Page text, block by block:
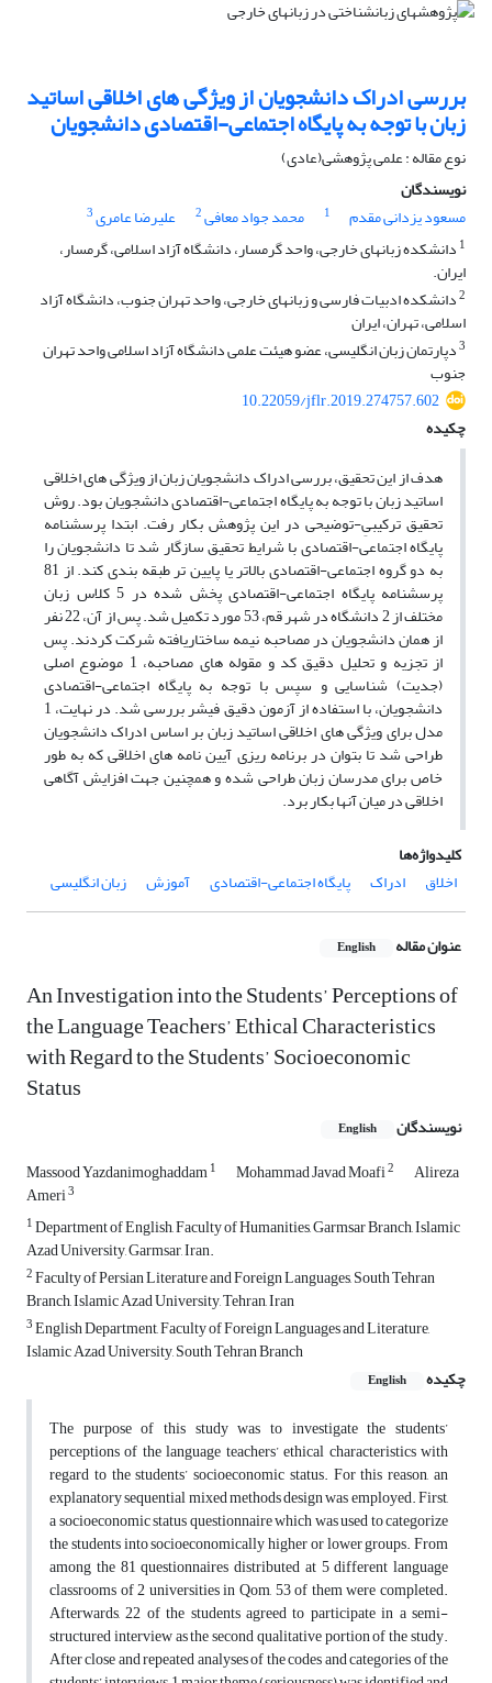
بررسی ادراک دانشجویان از ویژگی های اخلاقی اساتید
زبان با توجه به پایگاه اجتماعی-اقتصادی دانشجویان
نوع مقاله : علمی پژوهشی(عادی)
نویسندگان
مسعود یزدانی مقدم
1 محمد جواد معافی2 علیرضا عامری3
1 دانشکده زبانهای خارجی، واحد گرمسار، دانشگاه آزاد اسلامی، گرمسار،
ایران.
2دانشکده ادبیات فارسی و زبانهای خارجی، واحد تهران جنوب، دانشگاه آزاد
اسلامی، تهران، ایران
3دپارتمان زبان انگلیسی، عضو هیئت علمی دانشگاه آزاد اسلامی واحد تهران
جنوب
10.22059/jflr.2019.274757.602
چکیده
هدف از این تحقیق، بررسی ادراک دانشجویان زبان از ویژگی های اخلاقی
اساتید زبان با توجه به پایگاه اجتماعی-اقتصادی دانشجویان بود. روش
تحقیق ترکیبیِ-توضیحی در این پژوهش بکار رفت. ابتدا پرسشنامه
پایگاه اجتماعی-اقتصادی با شرایط تحقیق سازگار شد تا دانشجویان را
به دو گروه اجتماعی-اقتصادی بالاتر یا پایین تر طبقه بندی کند. از 81
پرسشنامه پایگاه اجتماعی-اقتصادی پخش شده در 5 کلاس زبان
مختلف از 2 دانشگاه در شهر قم، 53 مورد تکمیل شد. پس از آن، 22 نفر
از همان دانشجویان در مصاحبه نیمه ساختاریافته شرکت کردند. پس
از تجزیه و تحلیل دقیق کد و مقوله های مصاحبه، 1 موضوع اصلی
(جدیت) شناسایی و سپس با توجه به پایگاه اجتماعی-اقتصادی
دانشجویان، با استفاده از آزمون دقیق فیشر بررسی شد. در نهایت، 1
مدل برای ویژگی های اخلاقی اساتید زبان بر اساس ادراک دانشجویان
طراحی شد تا بتوان در برنامه ریزی آیین نامه های اخلاقی که به طور
خاص برای مدرسان زبان طراحی شده و همچنین جهت افزایش آگاهی
اخلاقی در میان آنها بکار برد.
کلیدواژه‌ها
اخلاق
ادراک پایگاه اجتماعی-اقتصادی آموزش زبان انگلیسی
عنوان مقاله English
An Investigation into the Students’ Perceptions of
the Language Teachers’ Ethical Characteristics
with Regard to the Students’ Socioeconomic
Status
نویسندگان English
Massood Yazdanimoghaddam1 Mohammad Javad Moafi2 Alireza
Ameri3
1Department of English, Faculty of Humanities, Garmsar Branch, Islamic
Azad University, Garmsar, Iran.
2Faculty of Persian Literature and Foreign Languages, South Tehran
Branch, Islamic Azad University, Tehran, Iran
3English Department, Faculty of Foreign Languages and Literature,
Islamic Azad University, South Tehran Branch
چکیده
English
The purpose of this study was to investigate the students’
perceptions of the language teachers’ ethical characteristics with
regard to the students’ socioeconomic status. For this reason, an
explanatory sequential mixed methods design was employed. First,
a socioeconomic status questionnaire which was used to categorize
the students into socioeconomically higher or lower groups. From
among the 81 questionnaires distributed at 5 different language
classrooms of 2 universities in Qom, 53 of them were completed.
Afterwards, 22 of the students agreed to participate in a semi-
structured interview as the second qualitative portion of the study.
After close and repeated analyses of the codes and categories of the